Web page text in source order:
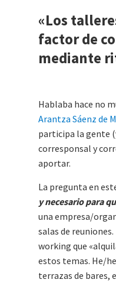
«Los
factor de
mediante
Hablaba hace no
Arantza Sáenz de
participa la gente
corresponsal y
aportar.
La pregunta en
y necesario para
una empresa/
salas de
working que
estos temas. He/
terrazas de bares,